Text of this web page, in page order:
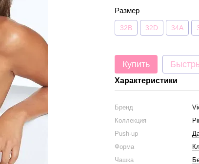
Размер
32B 32D 34A
Купить
Характеристики
Бренд
Коллекция
Push-up
Форма
Чашка